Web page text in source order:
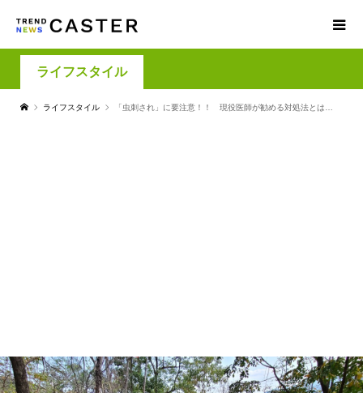
ライフスタイル
ライフスタイル 「虫刺され」に要注意！！ 現役医師が勧める対処法とは…